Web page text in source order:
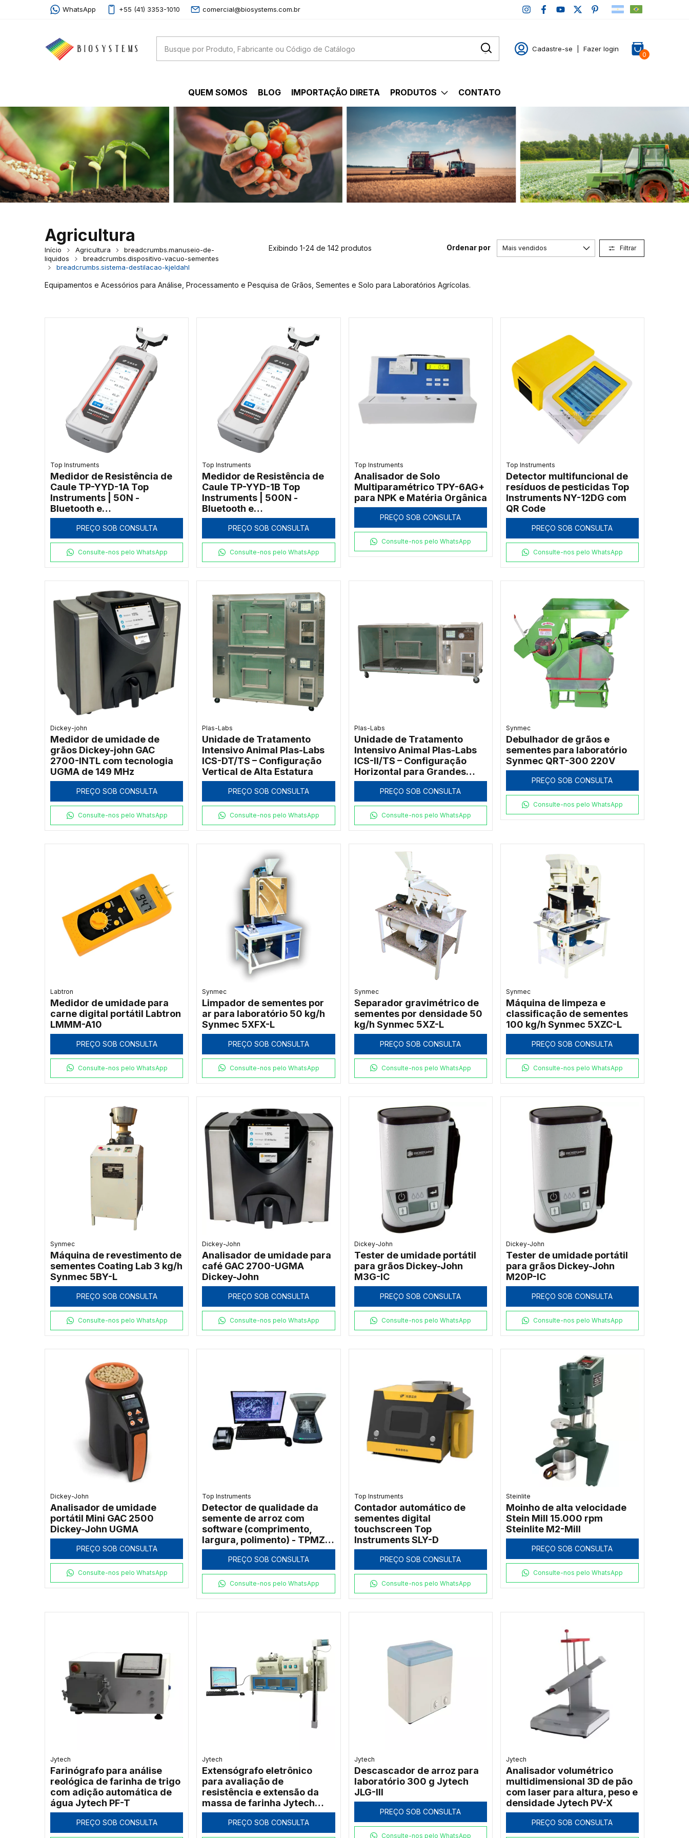
WhatsApp +55 (41) 3353-1010 comercial@biosystems.com.br
Cadastre-se Fazer login
0
QUEM SOMOS BLOG IMPORTAÇÃO DIRETA PRODUTOS CONTATO
Agricultura
Início Agricultura
breadcrumbs.manuseio-de-
liquidos
breadcrumbs.dispositivo-vacuo-sementes
breadcrumbs.sistema-destilacao-kjeldahl
Exibindo 1-24 de 142 produtos Ordenar por Filtrar
Equipamentos e Acessórios para Análise, Processamento e Pesquisa de Grãos, Sementes e Solo para Laboratórios Agrícolas.
Top Instruments
Medidor de Resistência de
Caule TP-YYD-1A Top
Instruments | 50N -
Bluetooth e
Georreferenciamento
PREÇO SOB CONSULTA
Consulte-nos pelo WhatsApp
Top Instruments
Medidor de Resistência de
Caule TP-YYD-1B Top
Instruments | 500N -
Bluetooth e
Georreferenciamento
PREÇO SOB CONSULTA
Consulte-nos pelo WhatsApp
Top Instruments
Analisador de Solo
Multiparamétrico TPY-6AG+
para NPK e Matéria Orgânica
PREÇO SOB CONSULTA
Consulte-nos pelo WhatsApp
Top Instruments
Detector multifuncional de
resíduos de pesticidas Top
Instruments NY-12DG com
QR Code
PREÇO SOB CONSULTA
Consulte-nos pelo WhatsApp
Dickey-john
Medidor de umidade de
grãos Dickey-john GAC
2700-INTL com tecnologia
UGMA de 149 MHz
PREÇO SOB CONSULTA
Consulte-nos pelo WhatsApp
Plas-Labs
Unidade de Tratamento
Intensivo Animal Plas-Labs
ICS-DT/TS – Configuração
Vertical de Alta Estatura
PREÇO SOB CONSULTA
Consulte-nos pelo WhatsApp
Plas-Labs
Unidade de Tratamento
Intensivo Animal Plas-Labs
ICS-II/TS – Configuração
Horizontal para Grandes
Portes
PREÇO SOB CONSULTA
Consulte-nos pelo WhatsApp
Synmec
Debulhador de grãos e
sementes para laboratório
Synmec QRT-300 220V
PREÇO SOB CONSULTA
Consulte-nos pelo WhatsApp
Labtron
Medidor de umidade para
carne digital portátil Labtron
LMMM-A10
PREÇO SOB CONSULTA
Consulte-nos pelo WhatsApp
Synmec
Limpador de sementes por
ar para laboratório 50 kg/h
Synmec 5XFX-L
PREÇO SOB CONSULTA
Consulte-nos pelo WhatsApp
Synmec
Separador gravimétrico de
sementes por densidade 50
kg/h Synmec 5XZ-L
PREÇO SOB CONSULTA
Consulte-nos pelo WhatsApp
Synmec
Máquina de limpeza e
classificação de sementes
100 kg/h Synmec 5XZC-L
PREÇO SOB CONSULTA
Consulte-nos pelo WhatsApp
Synmec
Máquina de revestimento de
sementes Coating Lab 3 kg/h
Synmec 5BY-L
PREÇO SOB CONSULTA
Consulte-nos pelo WhatsApp
Dickey-John
Analisador de umidade para
café GAC 2700-UGMA
Dickey-John
PREÇO SOB CONSULTA
Consulte-nos pelo WhatsApp
Dickey-John
Tester de umidade portátil
para grãos Dickey-John
M3G-IC
PREÇO SOB CONSULTA
Consulte-nos pelo WhatsApp
Dickey-John
Tester de umidade portátil
para grãos Dickey-John
M20P-IC
PREÇO SOB CONSULTA
Consulte-nos pelo WhatsApp
Dickey-John
Analisador de umidade
portátil Mini GAC 2500
Dickey-John UGMA
PREÇO SOB CONSULTA
Consulte-nos pelo WhatsApp
Top Instruments
Detector de qualidade da
semente de arroz com
software (comprimento,
largura, polimento) - TPMZ-
A
PREÇO SOB CONSULTA
Consulte-nos pelo WhatsApp
Top Instruments
Contador automático de
sementes digital
touchscreen Top
Instruments SLY-D
PREÇO SOB CONSULTA
Consulte-nos pelo WhatsApp
Steinlite
Moinho de alta velocidade
Stein Mill 15.000 rpm
Steinlite M2-Mill
PREÇO SOB CONSULTA
Consulte-nos pelo WhatsApp
Jytech
Farinógrafo para análise
reológica de farinha de trigo
com adição automática de
água Jytech PF-T
PREÇO SOB CONSULTA
Jytech
Extensógrafo eletrônico
para avaliação de
resistência e extensão da
massa de farinha Jytech
JLSD
PREÇO SOB CONSULTA
Jytech
Descascador de arroz para
laboratório 300 g Jytech
JLG-III
PREÇO SOB CONSULTA
Consulte-nos pelo WhatsApp
Jytech
Analisador volumétrico
multidimensional 3D de pão
com laser para altura, peso e
densidade Jytech PV-X
PREÇO SOB CONSULTA